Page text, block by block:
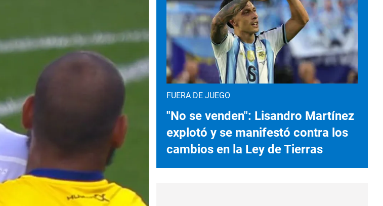
FUERA DE JUEGO
"No se venden": Lisandro Martínez
explotó y se manifestó contra los
cambios en la Ley de Tierras